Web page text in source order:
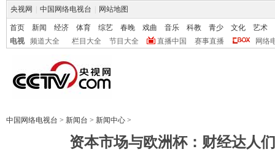
央视网 中国网络电视台 网站地图
首页 新闻 经济 体育 综艺 春晚 戏曲 音乐 科教 青少 文化
艺术
电视
频道大全 栏目大全 节目大全 直播中国 赛事直播 网络
中国网络电视台 > 新闻台 > 新闻中心 >
资本市场与欧洲杯：财经达人